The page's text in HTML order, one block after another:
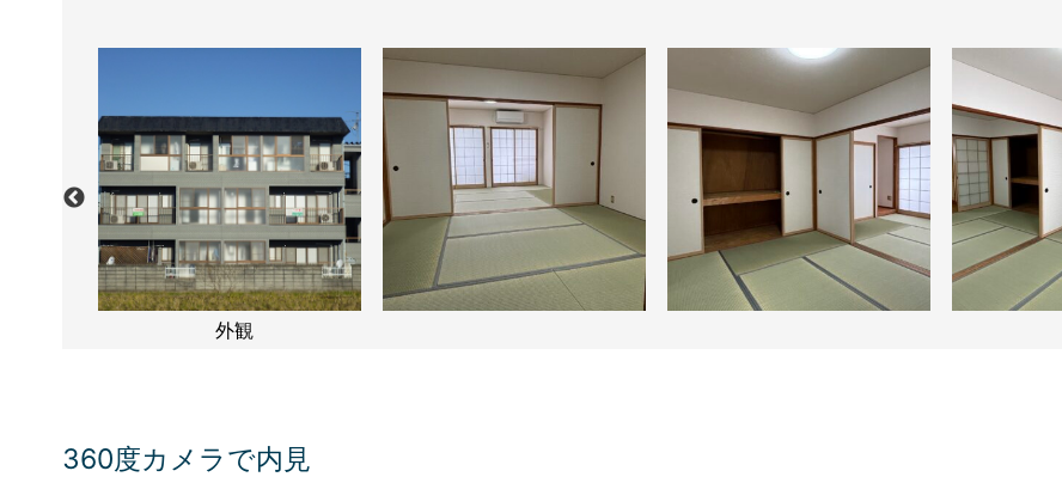
外観
360度カメラで内見